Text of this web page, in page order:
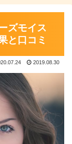
ズモイス
と口コミ
2019.08.30